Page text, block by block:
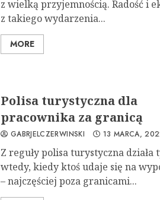
z wielką przyjemnością. Radość i
z takiego wydarzenia...
MORE
Polisa turystyczna dla
pracownika za granicą
GABRJELCZERWINSKI 13 MARCA,
Z reguły polisa turystyczna działa
wtedy, kiedy ktoś udaje się na
– najczęściej poza granicami...